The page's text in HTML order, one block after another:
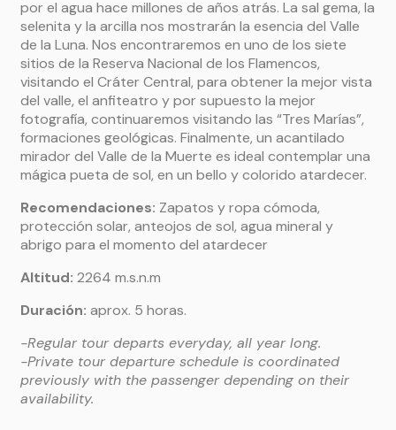
por el agua hace millones de años atrás. La sal gema, la
selenita y la arcilla nos mostrarán la esencia del Valle
de la Luna. Nos encontraremos en uno de los siete
sitios de la Reserva Nacional de los Flamencos,
visitando el Cráter Central, para obtener la mejor vista
del valle, el anfiteatro y por supuesto la mejor
fotografía, continuaremos visitando las “Tres Marías”,
formaciones geológicas. Finalmente, un acantilado
mirador del Valle de la Muerte es ideal contemplar una
mágica pueta de sol, en un bello y colorido atardecer.
Recomendaciones: Zapatos y ropa cómoda,
protección solar, anteojos de sol, agua mineral y
abrigo para el momento del atardecer
Altitud: 2264 m.s.n.m
Duración: aprox. 5 horas.
-Regular tour departs everyday, all year long.
-Private tour departure schedule is coordinated
previously with the passenger depending on their
availability.